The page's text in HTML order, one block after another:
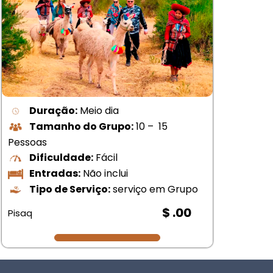
Duração: Meio dia
Tamanho do Grupo:10 – 15
Pessoas
Dificuldade: Fácil
Entradas: Não inclui
Tipo de Serviço:serviço em Grupo
Pisaq $ .00